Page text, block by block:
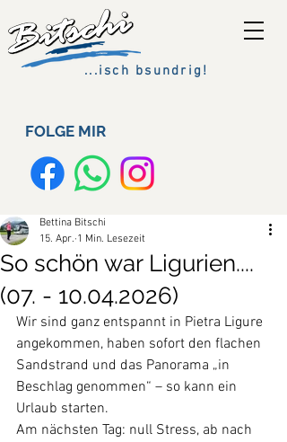
...isch bsundrig!
FOLGE MIR
So schön war Ligurien....
(07. - 10.04.2026)
Bettina Bitschi
15. Apr. 1 Min. Lesezeit
Wir sind ganz entspannt in Pietra Ligure
angekommen, haben sofort den flachen
Sandstrand und das Panorama „in
Beschlag genommen“ – so kann ein
Urlaub starten.
Am nächsten Tag: null Stress, ab nach